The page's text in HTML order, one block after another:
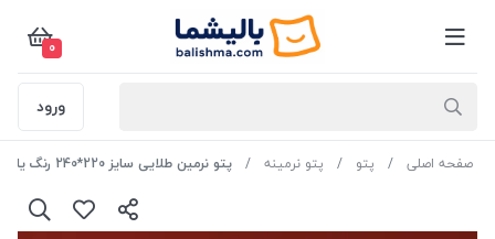
0
ورود
صفحه اصلی پتو پتو نرمینه پتو نرمین طلایی سایز 220*240 رنگ یاسی